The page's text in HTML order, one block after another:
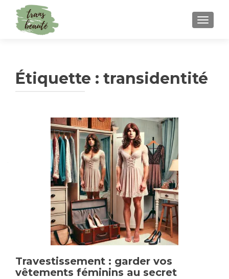
Étiquette : transidentité
Travestissement : garder vos
vêtements féminins au secret
Navigation
articles